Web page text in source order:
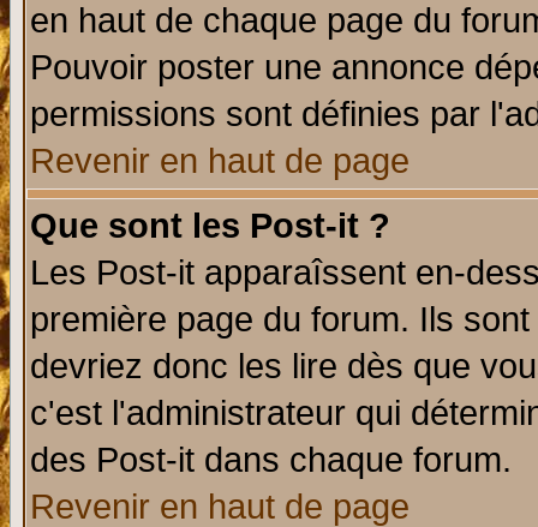
en haut de chaque page du
Pouvoir poster une annonce
permissions sont définies par
Revenir en haut de page
Que sont les Post-it ?
Les Post-it apparaîssent en-
première page du forum. Ils
devriez donc les lire dès que
c'est l'administrateur qui
des Post-it dans chaque forum.
Revenir en haut de page